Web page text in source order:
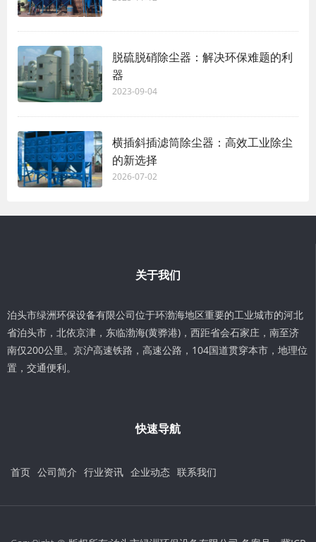
脱硫脱硝除尘器：解决环保难题的利
器
2023-09-04
横插斜插滤筒除尘器：高效工业除尘
的新选择
2026-07-02
关于我们
泊头市绿洲环保设备有限公司位于环渤海地区重要的工业城市的河北
省泊头市，北依京津，东临渤海(黄骅港)，西距省会石家庄，南至济
南仅200公里。京沪高速铁路，高速公路，104国道贯穿本市，地理位
置，交通便利。
快速导航
首页 公司简介 行业资讯 企业动态 联系我们